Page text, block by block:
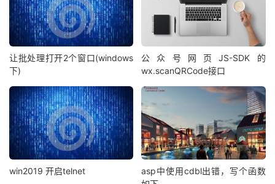
让批处理打开2个窗口(windows
下)
公众号网页JS-SDK的
wx.scanQRCode接口
win2019 开启telnet
asp中使用cdbl出错，写个函数